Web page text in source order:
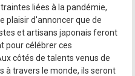
liées à la pandémie,
plaisir d'annoncer que de
et artisans japonais feront
pour célébrer ces
côtés de talents venus de
à travers le monde, ils seront